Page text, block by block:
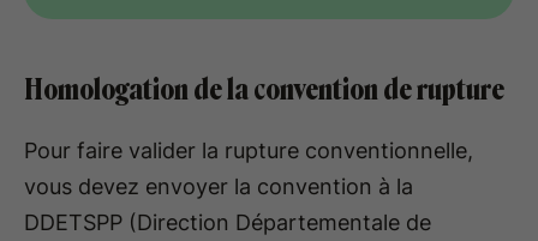
Homologation de la convention de rupture
Pour faire valider la rupture conventionnelle,
vous devez envoyer la convention à la
DDETSPP (Direction Départementale de